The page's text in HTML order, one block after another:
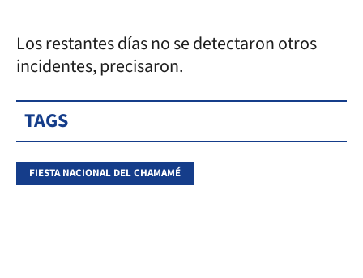
Los restantes días no se detectaron otros
incidentes, precisaron.
TAGS
FIESTA NACIONAL DEL CHAMAMÉ